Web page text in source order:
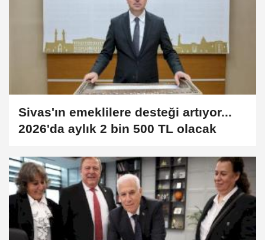
Sivas'ın emeklilere desteği artıyor...
2026'da aylık 2 bin 500 TL olacak